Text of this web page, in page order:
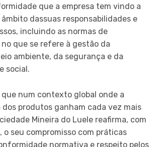
que a empresa tem vindo a
dassuas responsabilidades e
incluindo as normas de
que se refere à gestão da
ambiente, da segurança e da
social.
num contexto global onde a
dos produtos ganham cada vez mais
Mineira do Luele reafirma, com
o seu compromisso com práticas
normativa e respeito pelos